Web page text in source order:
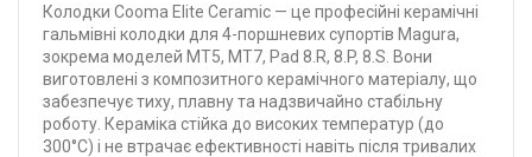
Колодки Cooma Elite Ceramic — це професійні керамічні
гальмівні колодки для 4-поршневих супортів Magura,
зокрема моделей MT5, MT7, Pad 8.R, 8.P, 8.S. Вони
виготовлені з композитного керамічного матеріалу, що
забезпечує тиху, плавну та надзвичайно стабільну
роботу. Кераміка стійка до високих температур (до
300°C) і не втрачає ефективності навіть після тривалих